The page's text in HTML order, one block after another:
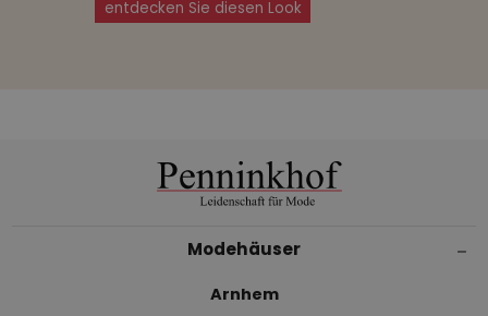
entdecken Sie diesen Look
Modehäuser
Arnhem